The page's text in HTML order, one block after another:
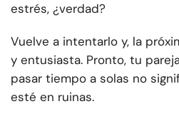
estrés, ¿verdad?
Vuelve a intentarlo y, la
y entusiasta. Pronto, tu
pasar tiempo a solas no
esté en ruinas.